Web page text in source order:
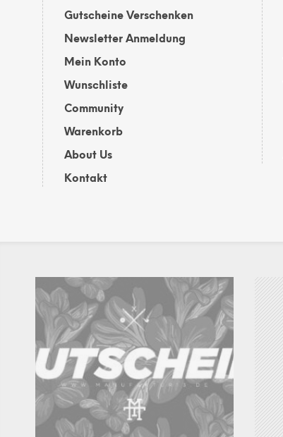
Gutscheine Verschenken
Newsletter Anmeldung
Mein Konto
Wunschliste
Community
Warenkorb
About Us
Kontakt